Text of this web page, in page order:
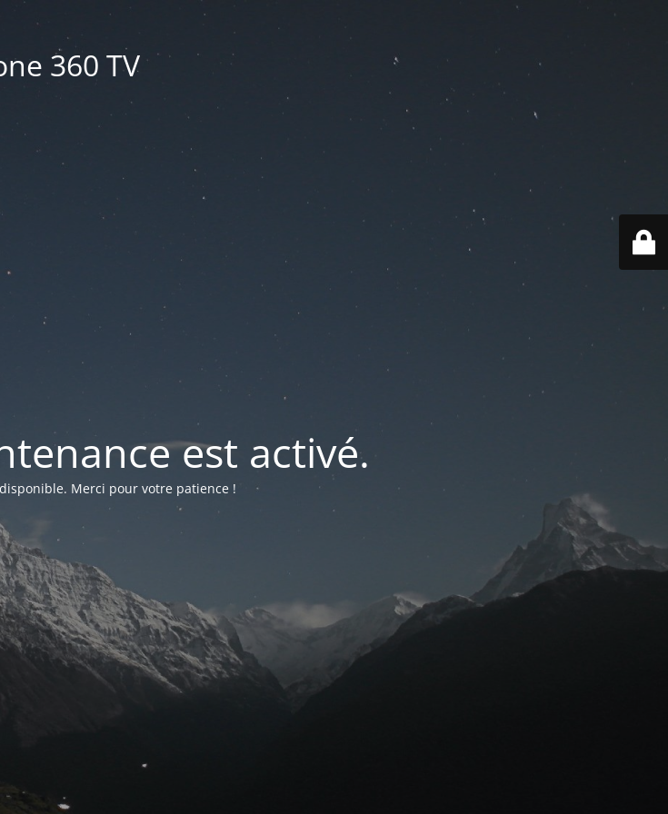
360 TV
est activé.
Merci pour votre patience !